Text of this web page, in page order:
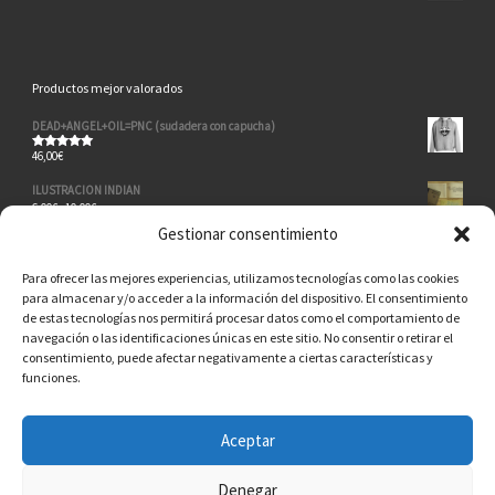
Gestionar consentimiento
Para ofrecer las mejores experiencias, utilizamos tecnologías como las cookies
para almacenar y/o acceder a la información del dispositivo. El consentimiento
de estas tecnologías nos permitirá procesar datos como el comportamiento de
navegación o las identificaciones únicas en este sitio. No consentir o retirar el
consentimiento, puede afectar negativamente a ciertas características y
funciones.
Aceptar
Denegar
Productos mejor valorados
DEAD+ANGEL+OIL=PNC (sudadera con capucha)
Valorado
46,00€
ILUSTRACION INDIAN
6,00€-10,00€Rango de precios: desde 6,00€ hasta 10,00€
Parche Pimienta Negra Custom (grande)
€
SIN RIESGO NO HAY PLACER (bomber)
49,00€